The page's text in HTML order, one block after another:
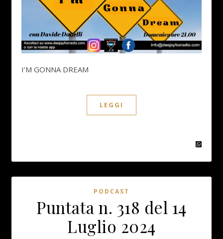
I’M GONNA DREAM
LEGGI
PODCAST
Puntata n. 318 del 14
Luglio 2024